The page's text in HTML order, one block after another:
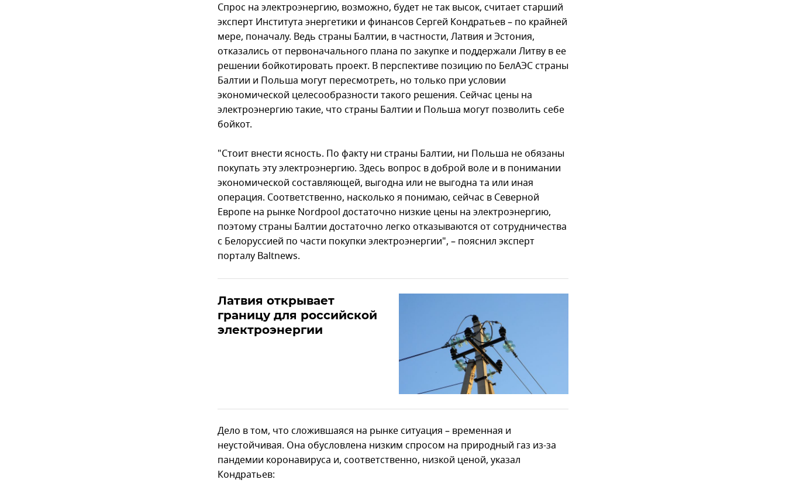
Спрос на электроэнергию, возможно, будет не так высок, считает старший
эксперт Института энергетики и финансов Сергей Кондратьев – по крайней
мере, поначалу. Ведь страны Балтии, в частности, Латвия и Эстония,
отказались от первоначального плана по закупке и поддержали Литву в ее
решении бойкотировать проект. В перспективе позицию по БелАЭС страны
Балтии и Польша могут пересмотреть, но только при условии
экономической целесообразности такого решения. Сейчас цены на
электроэнергию такие, что страны Балтии и Польша могут позволить себе
бойкот.
"Стоит внести ясность. По факту ни страны Балтии, ни Польша не обязаны
покупать эту электроэнергию. Здесь вопрос в доброй воле и в понимании
экономической составляющей, выгодна или не выгодна та или иная
операция. Соответственно, насколько я понимаю, сейчас в Северной
Европе на рынке Nordpool достаточно низкие цены на электроэнергию,
поэтому страны Балтии достаточно легко отказываются от сотрудничества
с Белоруссией по части покупки электроэнергии", – пояснил эксперт
порталу Baltnews.
Латвия открывает
границу для российской
электроэнергии
Дело в том, что сложившаяся на рынке ситуация – временная и
неустойчивая. Она обусловлена низким спросом на природный газ из-за
пандемии коронавируса и, соответственно, низкой ценой, указал
Кондратьев: